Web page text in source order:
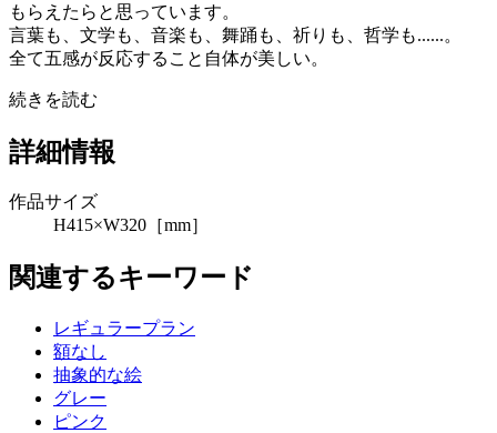
もらえたらと思っています。
言葉も、文学も、音楽も、舞踊も、祈りも、哲学も......。
全て五感が反応すること自体が美しい。
続きを読む
詳細情報
作品サイズ
H415×W320［mm］
関連するキーワード
レギュラープラン
額なし
抽象的な絵
グレー
ピンク